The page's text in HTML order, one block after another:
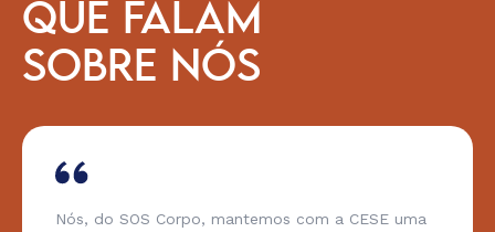
QUE FALAM
SOBRE NÓS
Nós, do SOS Corpo, mantemos com a CESE uma